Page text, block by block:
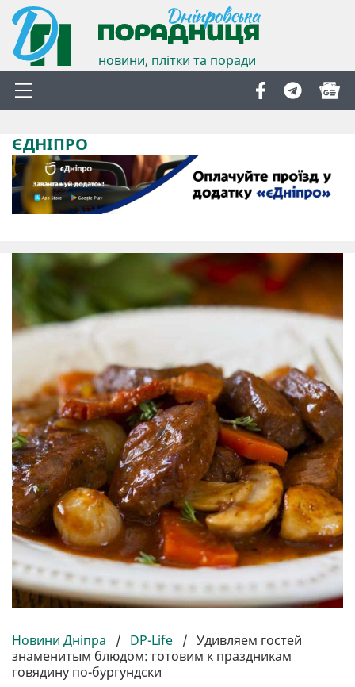
новини, плітки та поради
ЄДНІПРО
Новини Дніпра / DP-Life / Удивляем гостей
знаменитым блюдом: готовим к праздникам
говядину по-бургундски